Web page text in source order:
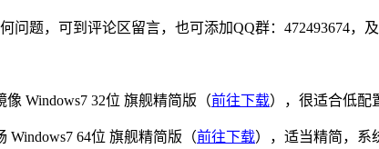
问题，可到评论区留言，也可添加QQ群：472493674，
Windows7 32位 旗舰精简版（前往下载），很适合低配
64位 旗舰精简版（前往下载），适当精简，系